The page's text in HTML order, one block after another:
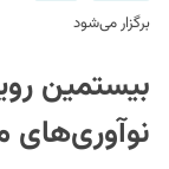
برگزار می‌شود
بیستمین
نوآوری‌های